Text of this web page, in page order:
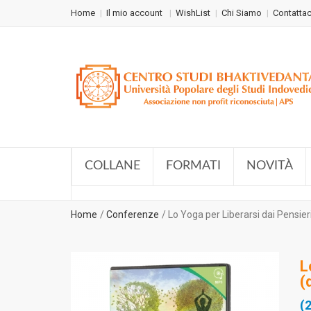
Home Il mio account WishList Chi Siamo
COLLANE FORMATI NOVITÀ
Home Conferenze Lo Yoga per Liberarsi dai